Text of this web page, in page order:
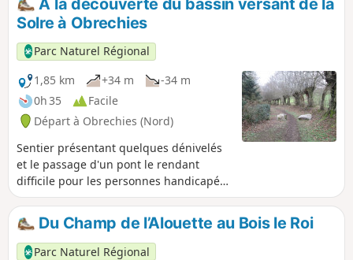
À la découverte du bassin versant de la
Solre à Obrechies
Parc Naturel Régional
1,85 km
+34 m
-34 m
0h 35
Facile
Départ à Obrechies (Nord)
Sentier présentant quelques dénivelés
et le passage d'un pont le rendant
difficile pour les personnes handicapées
moteur non accompagnées. Les bornes
explicatives apportent des informations
sur l'impact de l'Homme sur le bassin
versant.
Du Champ de l’Alouette au Bois le Roi
Parc Naturel Régional